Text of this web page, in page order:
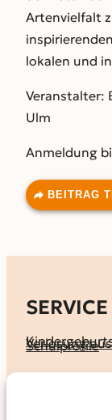
Artenvielfalt
lokalen und
Veranstalter:
Ulm
Anmeldung
BEITRAG
SERVICE
Verlosung
Schulprofile